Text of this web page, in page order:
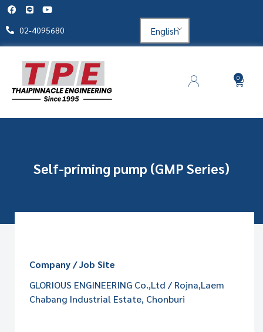
02-4095680 English
0
Self-priming pump (GMP Series)
Company / Job Site
GLORIOUS ENGINEERING Co.,Ltd / Rojna,Laem
Chabang Industrial Estate, Chonburi